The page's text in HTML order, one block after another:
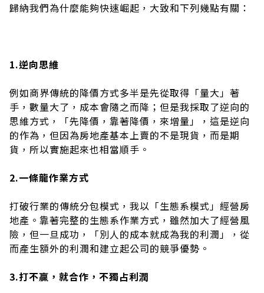
歸納我們為什麼能夠快速崛起，大致和下列幾點有關：
1.逆向思維
例如商界傳統的降價方式多半是先從取得「量大」著
手，數量大了，成本會隨之而降；但是我採取了逆向的
思維方式，「先降價，靠著降價，來增量」，這是逆向
的作為，但因為房地產基本上賣的不是現貨，而是期
貨，所以實施起來也相當順手。
2.一條龍作業方式
打破行業的傳統分包模式，我以「生態系模式」經營房
地產。靠著完整的生態系作業方式，雖然加大了經營風
險，但一旦成功，「別人的成本就成為我的利潤」，從
而產生額外的利潤和建立起公司的競爭優勢。
3.打不贏，就合作，不獨占利潤